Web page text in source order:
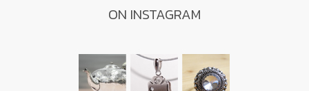
ON INSTAGRAM